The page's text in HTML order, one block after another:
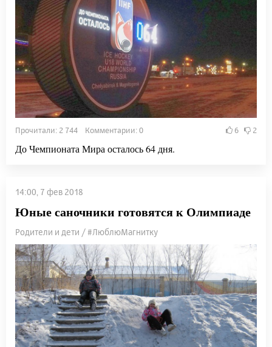
Прочитали: 2 744 Комментарии: 0 6 2
До Чемпионата Мира осталось 64 дня.
14:00, 7 фев 2018
Юные саночники готовятся к Олимпиаде
Родители и дети / #ЛюблюМагнитку